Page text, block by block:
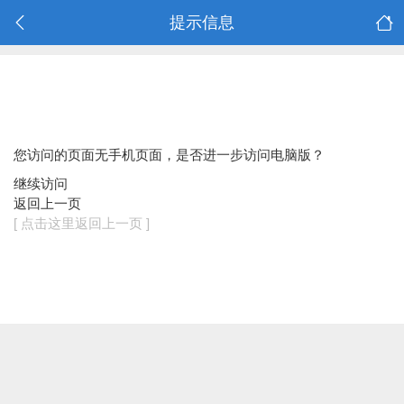
提示信息
您访问的页面无手机页面，是否进一步访问电脑版？
继续访问
返回上一页
[ 点击这里返回上一页 ]